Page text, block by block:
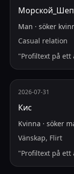
Man · söker
Casual relation
"Profiltext på ett
2026-07-31
Кис
Kvinna · söker
Vänskap, Flirt
"Profiltext på ett